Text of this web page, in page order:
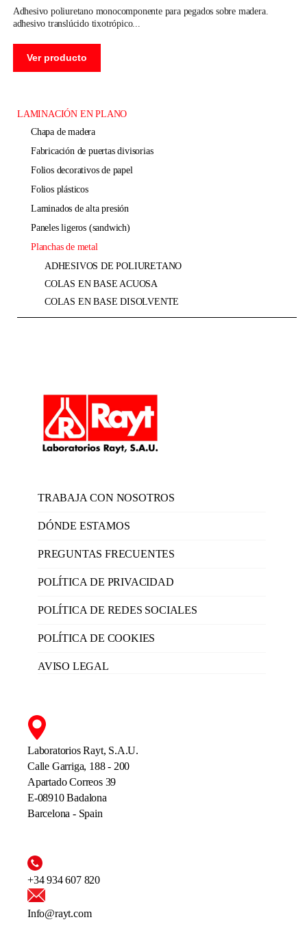
adhesivo poliuretano monocomponente para pegados sobre madera.
adhesivo translúcido tixotrópico
Ver producto
LAMINACIÓN EN PLANO
chapa de madera
fabricación de puertas divisorias
folios decorativos de papel
folios plásticos
laminados de alta presión
paneles ligeros (sandwich)
planchas de metal
ADHESIVOS DE POLIURETANO
COLAS EN BASE ACUOSA
COLAS EN BASE DISOLVENTE
TRABAJA CON NOSOTROS
DÓNDE ESTAMOS
PREGUNTAS FRECUENTES
POLÍTICA DE PRIVACIDAD
POLÍTICA DE REDES SOCIALES
POLÍTICA DE COOKIES
AVISO LEGAL
Laboratorios Rayt, S.A.U.
Calle Garriga, 188 - 200
Apartado Correos 39
E-08910 Badalona
Barcelona - Spain
+34 934 607 820
Info@rayt.com